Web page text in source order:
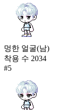
멍한 얼굴(남)
착용 수 2034
#5